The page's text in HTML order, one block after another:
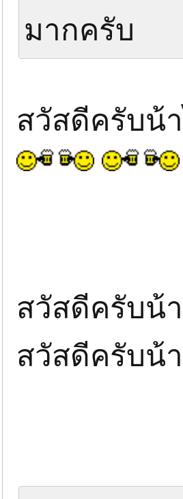
มากครับ
สวัสดีครับน้
สวัสดีครับน้า
สวัสดีครับน้